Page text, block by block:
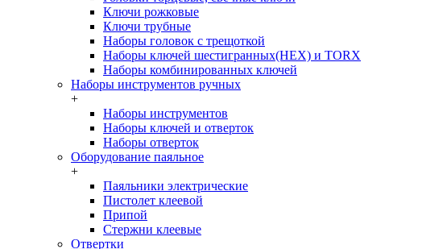
Ключи рожковые
Ключи трубные
Наборы головок c трещоткой
Наборы ключей шестигранных(HEX) и TORX
Наборы комбинированных ключей
Наборы инструментов ручных
+
Наборы инструментов
Наборы ключей и отверток
Наборы отверток
Оборудование паяльное
+
Паяльники электрические
Пистолет клеевой
Припой
Стержни клеевые
Отвертки